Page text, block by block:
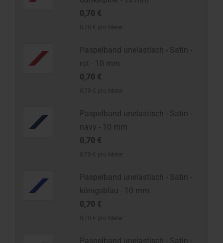
0,70 €
Paspelband unelastisch - Satin -
rot - 10 mm
0,70 €
Paspelband unelastisch - Satin -
navy - 10 mm
0,70 €
Paspelband unelastisch - Satin -
königsblau - 10 mm
0,70 €
Paspelband unelastisch - Satin -